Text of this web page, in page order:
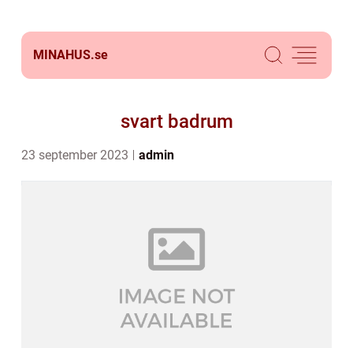
MINAHUS.se
svart badrum
23 september 2023 admin